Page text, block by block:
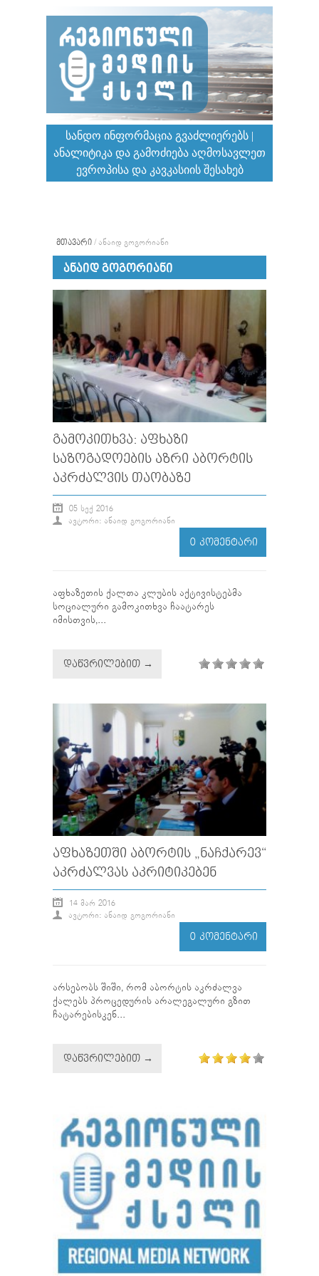
ᲡᲐᲜᲓᲝ ᲘᲜᲤᲝᲠᲛᲐᲪᲘᲐ ᲒᲕᲐᲫᲚᲘᲔᲠᲔᲑᲡ |
ᲐᲜᲐᲚᲘᲢᲘᲙᲐ ᲓᲐ ᲒᲐᲛᲝᲫᲘᲔᲑᲐ ᲐᲦᲛᲝᲡᲐᲕᲚᲔᲗ
ᲔᲕᲠᲝᲞᲘᲡᲐ ᲓᲐ ᲙᲐᲕᲙᲐᲡᲘᲘᲡ ᲨᲔᲡᲐᲮᲔᲑ
ᲛᲗᲐᲕᲐᲠᲘ / ᲐᲜᲐᲘᲓ ᲒᲝᲒᲝᲠᲘᲐᲜᲘ
ᲐᲜᲐᲘᲓ ᲒᲝᲒᲝᲠᲘᲐᲜᲘ
ᲒᲐᲛᲝᲙᲘᲗᲮᲕᲐ: ᲐᲤᲮᲐᲖᲘ
ᲡᲐᲖᲝᲒᲐᲓᲝᲔᲑᲘᲡ ᲐᲖᲠᲘ ᲐᲑᲝᲠᲢᲘᲡ
ᲐᲙᲠᲫᲐᲚᲕᲘᲡ ᲗᲐᲝᲑᲐᲖᲔ
05 ᲡᲔᲥ 2016
ᲐᲕᲢᲝᲠᲘ: ᲐᲜᲐᲘᲓ ᲒᲝᲒᲝᲠᲘᲐᲜᲘ
0 ᲙᲝᲛᲔᲜᲢᲐᲠᲘ
აფხაზეთის ქალთა კლუბის აქტივისტებმა
სოციალური გამოკითხვა ჩაატარეს
იმისთვის,...
ᲓᲐᲬᲕᲠᲘᲚᲔᲑᲘᲗ →
ᲐᲤᲮᲐᲖᲔᲗᲨᲘ ᲐᲑᲝᲠᲢᲘᲡ „ᲜᲐᲩᲥᲐᲠᲔᲕ“
ᲐᲙᲠᲫᲐᲚᲕᲐᲡ ᲐᲙᲠᲘᲢᲘᲙᲔᲑᲔᲜ
14 ᲛᲐᲠ 2016
ᲐᲕᲢᲝᲠᲘ: ᲐᲜᲐᲘᲓ ᲒᲝᲒᲝᲠᲘᲐᲜᲘ
0 ᲙᲝᲛᲔᲜᲢᲐᲠᲘ
არსებობს შიში, რომ აბორტის აკრძალვა
ქალებს პროცედურის არალეგალური გზით
ჩატარებისკენ...
ᲓᲐᲬᲕᲠᲘᲚᲔᲑᲘᲗ →